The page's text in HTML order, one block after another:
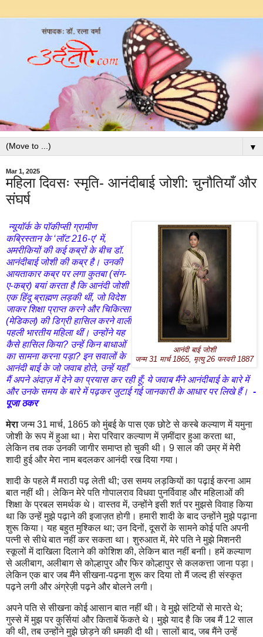
▼
Mar 1, 2025
महिला दिवसः स्मृति- आनंदीबाई जोशी: चुनौतियाँ और
संघर्ष
आनंदी बाई जोशी
जन्म 31 मार्च 1865, मृत्यु 26 फरवरी 1887
न्यूयॉर्क के पॉकीप्सी ग्रामीण
कब्रिस्तान के ‘लॉट 216-ए’ में,
अमरीकियों की कई कब्रों के बीच डॉ.
आनंदीबाईजोशी की कब्र है। उनकी
आयताकार कब्र पर लगा कुतबा (संग-
ए-कब्र) बयां करता है कि आनंदी जोशी
एक हिंदू ब्राह्मण लड़की थीं, जो विदेश
जाकर शिक्षा प्राप्त करने और चिकित्सा
(मेडिकल) की डिग्री हासिल करने वाली
पहली भारतीय महिला थीं। उन्होंने यह
कैसे हासिल किया? उन्हें किन बाधाओं
का सामना करना पड़ा? इन सवालों के
आनंदी बाई के जो जवाब होते, उन्हें यहाँ
मैं अपने अंदाज़ में देने का प्रयास कर रही हूँ; ये जवाब मैंने आनंदीबाई के बारे में
और उनके समय के बारे में पढ़कर जुटाई गई जानकारी के आधार पर लिखे हैं। -
पूजा ठकर
मेराजन्म 31 मार्च, 1865 को मुंबई के पास एक छोटे से कस्बे कल्याण में यमुना
जोशी के रूप में हुआ था। मेरा परिवार कल्याण में ज़मींदार हुआ करता था,
लेकिन तब तक उनकी जागीर समाप्त हो चुकी थी। 9 साल की उम्र में मेरी
शादी हुई और मेरा नाम बदलकर आनंदी रख दिया गया।
शादी के पहले मैं मराठी पढ़ लेती थी; उस समय लड़कियों का पढ़ाई करना आम
बात नहीं थी। लेकिन मेरे पति गोपालराव विधवा पुनर्विवाह और महिलाओं की
शिक्षा के प्रबल समर्थक थे। वास्तव में, उन्होंने इसी शर्त पर मुझसे विवाह किया
था कि उन्हें मुझे पढ़ाने की इजाज़त होगी। हमारी शादी के बाद उन्होंने मुझे पढ़ाना
शुरू किया। यह बहुत मुश्किल था; उन दिनों, दूसरों के सामने कोई पति अपनी
पत्नी से सीधे बात नहीं कर सकता था। शुरुआत में, मेरे पति ने मुझे मिशनरी
स्कूलों में दाखिला दिलाने की कोशिश की, लेकिन बात नहीं बनाी। हमें कल्याण
से अलीबाग, अलीबाग से कोल्हापुर और फिर कोल्हापुर से कलकत्ता जाना पड़ा।
लेकिन एक बार जब मैंने सीखना-पढ़ना शुरू कर दिया तो मैं जल्द ही संस्कृत
पढ़ने लगी और अंग्रेज़ी पढ़ने और बोलने लगी।
अपने पति से सीखना कोई आसान बात नहीं थी। वे मुझे संटियों से मारते थे;
गुस्से में मुझ पर कुर्सियां और किताबें फेंकते थे। मुझे याद है कि जब मैं 12 साल
की थी, तब उन्होंने मुझे छोड़ने की धमकी दी थी। सालों बाद, जब मैंने उन्हें